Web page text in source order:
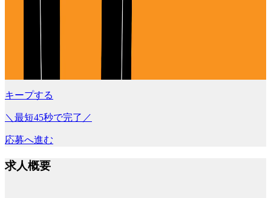
キープする
＼最短45秒で完了／
応募へ進む
求人概要